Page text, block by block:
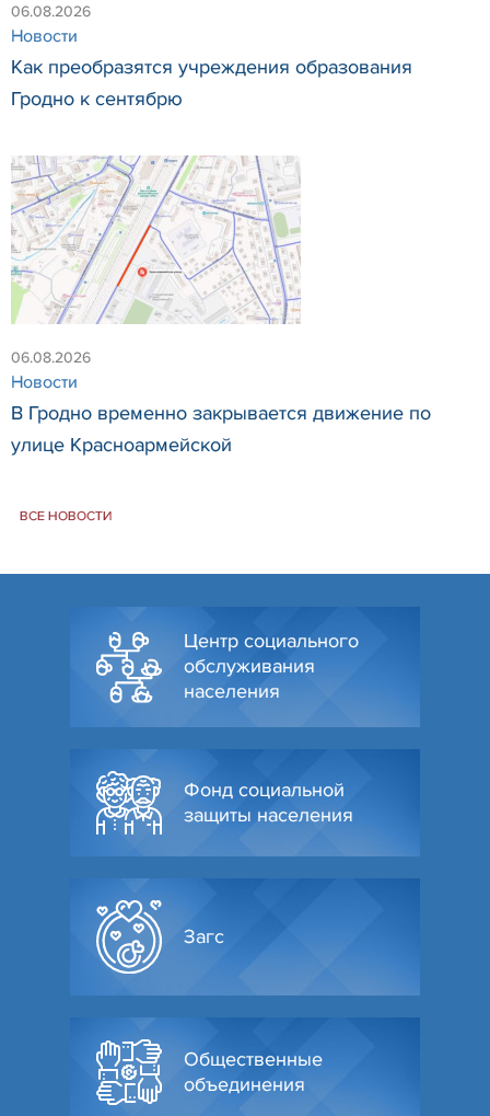
06.08.2026
Новости
Как преобразятся учреждения образования
Гродно к сентябрю
06.08.2026
Новости
В Гродно временно закрывается движение по
улице Красноармейской
ВСЕ НОВОСТИ
Центр социального
обслуживания
населения
Фонд социальной
защиты населения
Загс
Общественные
объединения